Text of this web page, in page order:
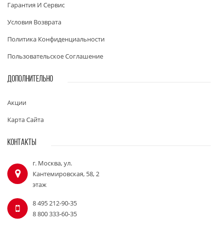
Гарантия И Сервис
Условия Возврата
Политика Конфиденциальности
Пользовательское Соглашение
ДОПОЛНИТЕЛЬНО
Акции
Карта Сайта
КОНТАКТЫ
г. Москва, ул.
Кантемировская, 58, 2
этаж
8 495 212-90-35
8 800 333-60-35